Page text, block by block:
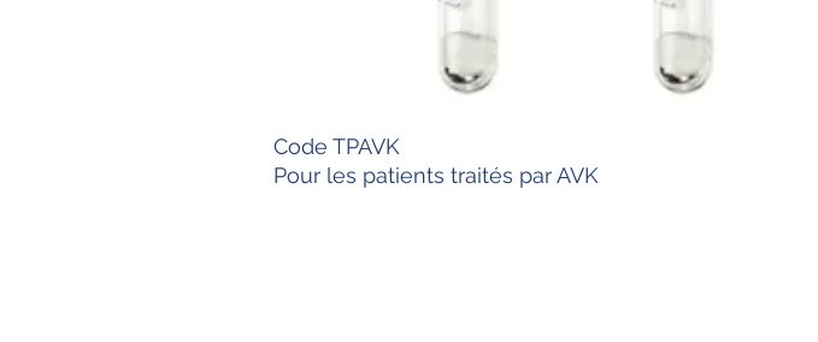
Code TPAVK
Pour les patients traités par AVK